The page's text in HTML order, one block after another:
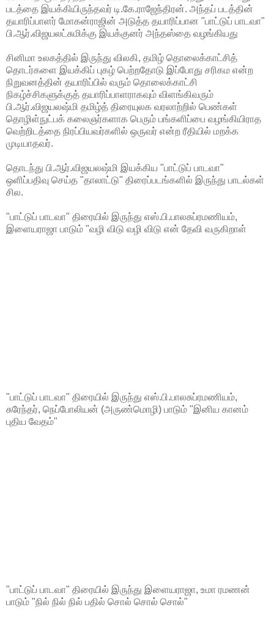
படத்தை இயக்கியிருந்தவர் டி.கே.ராஜேந்திரன். அந்தப் படத்தின்
தயாரிப்பாளர் மோகன்ராஜின் அடுத்த தயாரிப்பான "பாட்டுப் பாடவா"
பி.ஆர்.விஜயலட்சுமிக்கு இயக்குனர் அந்தஸ்தை வழங்கியது
சினிமா உலகத்தில் இருந்து விலகி, தமிழ் தொலைக்காட்சித்
தொடர்களை இயக்கிப் புகழ் பெற்றதோடு இப்போது சரிகம என்ற
நிறுவனத்தின் தயாரிப்பில் வரும் தொலைக்காட்சி
நிகழ்ச்சிகளுக்குத் தயாரிப்பாளராகவும் விளங்கிவரும்
பி.ஆர்.விஜயலஷ்மி தமிழ்த் திரையுலக வரலாற்றில் பெண்கள்
தொழிள்நுட்பக் கலைஞர்களாக பெரும் பங்களிப்பை வழங்கியிராத
வெற்றிடத்தை நிரப்பியவர்களில் ஒருவர் என்ற ரீதியில் மறக்க
முடியாதவர்.
தொடந்து பி.ஆர்.விஜயலஷ்மி இயக்கிய "பாட்டுப் பாடவா"
ஒளிப்பதிவு செய்த "தாலாட்டு" திரைப்படங்களில் இருந்து பாடல்கள்
சில.
"பாட்டுப் பாடவா" திரையில் இருந்து எஸ்.பி.பாலசுப்ரமணியம்,
இளையராஜா பாடும் "வழி விடு வழி விடு என் தேவி வருகிறாள்
"பாட்டுப் பாடவா" திரையில் இருந்து எஸ்.பி.பாலசுப்ரமணியம்,
சுரேந்தர், நெப்போலியன் (அருண்மொழி) பாடும் "இனிய கானம்
புதிய வேதம்"
"பாட்டுப் பாடவா" திரையில் இருந்து இளையராஜா, உமா ரமணன்
பாடும் "நில் நில் நில் பதில் சொல் சொல் சொல்"